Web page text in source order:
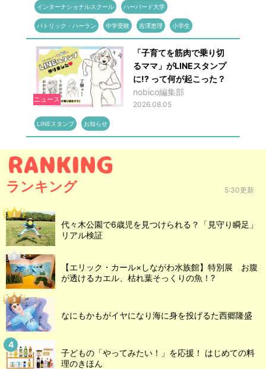
インターナショナルスクール ハーバード大学
パトリック・ハーラン 中学受験 吉澤恵理 小学生
ニュース
「子育てを筋肉で乗り切
るママ」がLINEスタンプ
に!? って何が起こった？
nobico編集部
2026.08.05
LINEスタンプ お知らせ
ランキング 5:30更新
代々木公園で6歳児を見つけられる？「見守り瞬足」
リアル検証
【エリック・カール×しながわ水族館】特別展 お腹
が透けるカエル、枯れ葉そっくりの魚！?
なにもかもがイヤになり海に身を投げるた西郷隆盛
子どもの「やってみたい！」を応援！ はじめての料
理のきほん